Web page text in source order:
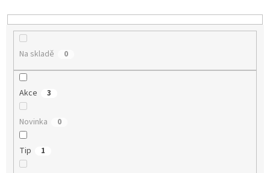
k
t
Na skladě 0
Akce 3
Novinka 0
Tip 1